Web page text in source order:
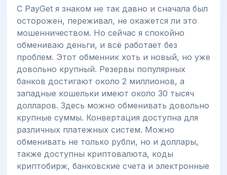
С PayGet я знаком не так давно и сначала был
осторожен, переживал, не окажется ли это
мошенничеством. Но сейчас я спокойно
обмениваю деньги, и всё работает без
проблем. Этот обменник хоть и новый, но уже
довольно крупный. Резервы популярных
банков достигают около 2 миллионов, а
западные кошельки имеют около 30 тысяч
долларов. Здесь можно обменивать довольно
крупные суммы. Конвертация доступна для
различных платежных систем. Можно
обменивать не только рубли, но и доллары,
также доступны криптовалюта, коды
криптобирж, банковские счета и электронные